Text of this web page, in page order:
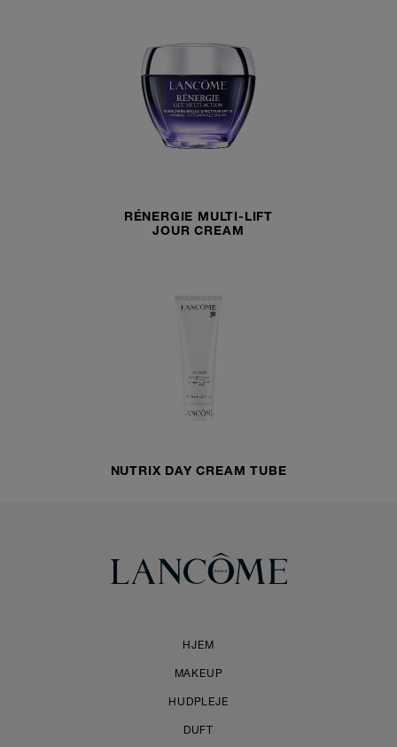
RÉNERGIE MULTI-LIFT
JOUR CREAM
NUTRIX DAY CREAM TUBE
HJEM
MAKEUP
HUDPLEJE
DUFT